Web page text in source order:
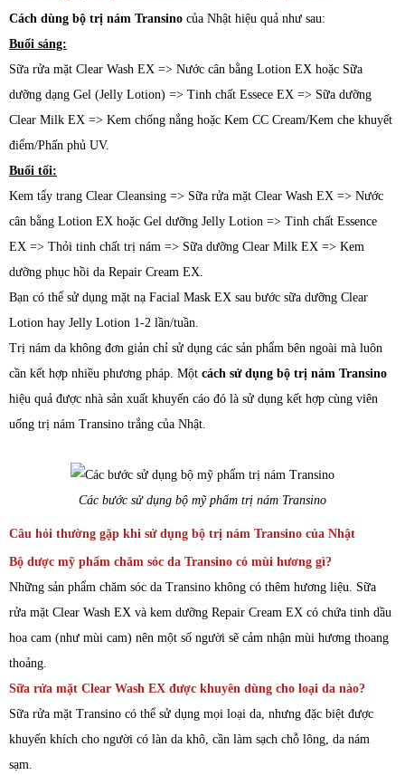
Cách dùng bộ trị nám Transino của Nhật hiệu quả như sau:
Buổi sáng:
Sữa rửa mặt Clear Wash EX => Nước cân bằng Lotion EX hoặc Sữa
dưỡng dạng Gel (Jelly Lotion) => Tinh chất Essece EX => Sữa dưỡng
Clear Milk EX => Kem chống nắng hoặc Kem CC Cream/Kem che khuyết
điểm/Phấn phủ UV.
Buổi tối:
Kem tẩy trang Clear Cleansing => Sữa rửa mặt Clear Wash EX => Nước
cân bằng Lotion EX hoặc Gel dưỡng Jelly Lotion => Tinh chất Essence
EX => Thỏi tinh chất trị nám => Sữa dưỡng Clear Milk EX => Kem
dưỡng phục hồi da Repair Cream EX.
Bạn có thể sử dụng mặt nạ Facial Mask EX sau bước sữa dưỡng Clear
Lotion hay Jelly Lotion 1-2 lần/tuần.
Trị nám da không đơn giản chỉ sử dụng các sản phẩm bên ngoài mà luôn
cần kết hợp nhiều phương pháp. Một cách sử dụng bộ trị nám Transino
hiệu quả được nhà sản xuất khuyến cáo đó là sử dụng kết hợp cùng viên
uống trị nám Transino trắng của Nhật.
Các bước sử dụng bộ mỹ phẩm trị nám Transino
Câu hỏi thường gặp khi sử dụng bộ trị nám Transino của Nhật
Bộ dược mỹ phẩm chăm sóc da Transino có mùi hương gì?
Những sản phẩm chăm sóc da Transino không có thêm hương liệu. Sữa
rửa mặt Clear Wash EX và kem dưỡng Repair Cream EX có chứa tinh dầu
hoa cam (như mùi cam) nên một số người sẽ cảm nhận mùi hương thoang
thoảng.
Sữa rửa mặt Clear Wash EX được khuyên dùng cho loại da nào?
Sữa rửa mặt Transino có thể sử dụng mọi loại da, nhưng đặc biệt được
khuyến khích cho người có làn da khô, cần làm sạch chỗ lông, da nám
sạm.